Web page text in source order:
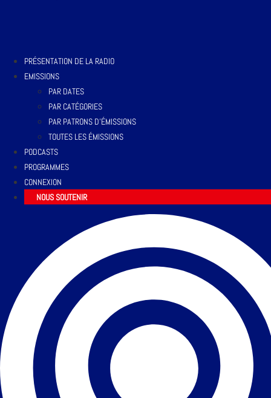
PRÉSENTATION DE LA RADIO
EMISSIONS
PAR DATES
PAR CATÉGORIES
PAR PATRONS D’ÉMISSIONS
TOUTES LES ÉMISSIONS
PODCASTS
PROGRAMMES
CONNEXION
NOUS SOUTENIR